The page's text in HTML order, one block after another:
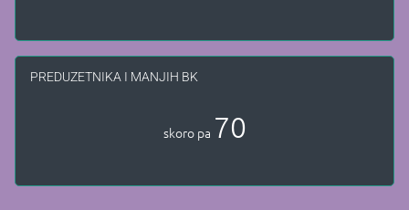
PREDUZETNIKA I MANJIH BK
skoro pa 70